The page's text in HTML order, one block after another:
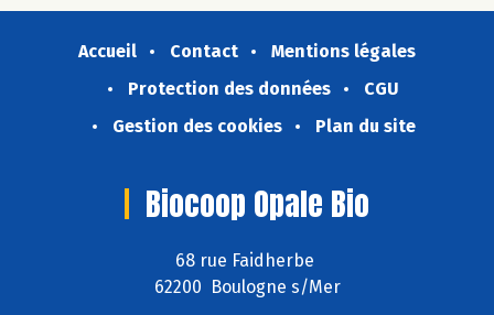
Accueil Contact
Mentions légales
Protection des données
CGU
Gestion des cookies
Plan du site
Biocoop Opale Bio
68 rue Faidherbe
62200 Boulogne s/Mer